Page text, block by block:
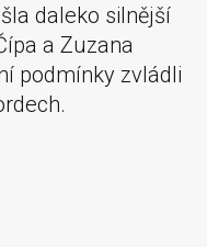
daleko silnější
a Zuzana
podmínky zvládli